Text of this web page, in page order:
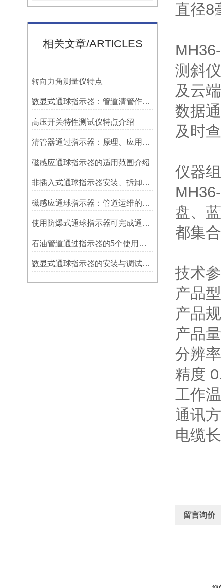
相关文章/ARTICLES
转向力角测量仪特点
数显式通球指示器：管道清管作业的智能监测关键设备
高压开关特性测试仪特点介绍
清管器通过指示器：原理、应用与维护
磁感应通球指示器的适用范围介绍
非插入式通球指示器安装、拆卸灵活方便
磁感应通球指示器：管道运维的隐形守护者
使用防爆式通球指示器可完成通球指示功能
石油管道通过指示器的5个使用说明
数显式通球指示器的安装与调试技巧
直径8
测斜
及云
数据
及时
仪器
盘、
都集
技术
产品
产品
产品
分辨
精度
工作
通讯
电缆
留言询价